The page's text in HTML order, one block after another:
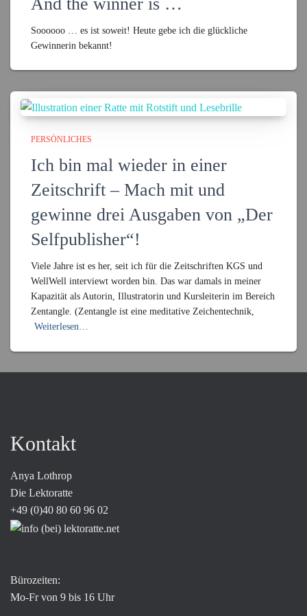
Soooooo … es ist soweit! Heute gebe ich die glückliche
Gewinnerin bekannt!
PERSÖNLICHES
Ich bin mal wieder in einer
Zeitschrift – Mach mit und
gewinne drei Ausgaben von „Der
Selfpublisher“!
Viele Jahre ist es her, seit ich für die Zeitschriften KGS und
WellWell interviewt worden bin. Das war damals in meiner
Kapazität als Autorin, Illustratorin und Kursleiterin im Bereich
Zentangle. (Zentangle ist eine meditative Zeichentechnik,
Weiterlesen…
Kontakt
Anya Lothrop
Die Lektoratte
+49 (0)40 80 60 96 02
Bürozeiten:
Mo-Fr von 9 bis 16 Uhr